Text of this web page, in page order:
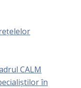
CALM
în